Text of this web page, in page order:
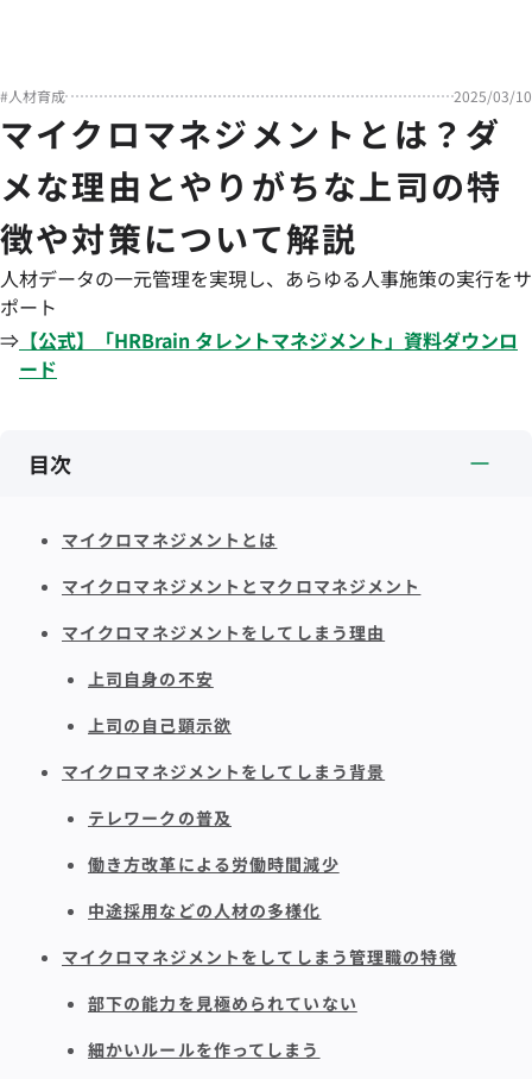
#人材育成 2025/03/10
マイクロマネジメントとは？ダ
メな理由とやりがちな上司の特
徴や対策について解説
人材データの一元管理を実現し、あらゆる人事施策の実行をサ
ポート
⇒ 【公式】「HRBrain タレントマネジメント」資料ダウンロ
ード
目次
マイクロマネジメントとは
マイクロマネジメントとマクロマネジメント
マイクロマネジメントをしてしまう理由
上司自身の不安
上司の自己顕示欲
マイクロマネジメントをしてしまう背景
テレワークの普及
働き方改革による労働時間減少
中途採用などの人材の多様化
マイクロマネジメントをしてしまう管理職の特徴
部下の能力を見極められていない
細かいルールを作ってしまう